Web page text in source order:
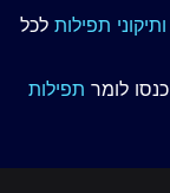
ותיקוני תפילות לכל
כנסו לומר תפילות